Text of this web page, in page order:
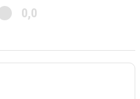
0,0